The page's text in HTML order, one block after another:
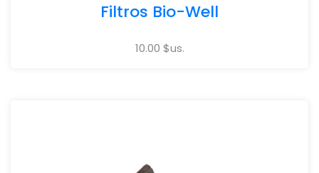
Filtros Bio-Well
10.00 $us.